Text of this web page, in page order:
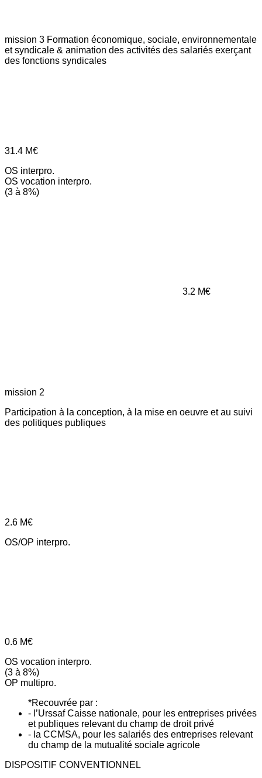
mission 3 Formation économique, sociale, environnementale
et syndicale & animation des activités des salariés exerçant
des fonctions syndicales
31.4 M€
OS interpro.
OS vocation interpro.
(3 à 8%)
3.2 M€
mission 2
Participation à la conception, à la mise en oeuvre et au suivi
des politiques publiques
2.6 M€
OS/OP interpro.
0.6 M€
OS vocation interpro.
(3 à 8%)
OP multipro.
*Recouvrée par :
- l’Urssaf Caisse nationale, pour les entreprises privées
et publiques relevant du champ de droit privé
- la CCMSA, pour les salariés des entreprises relevant
du champ de la mutualité sociale agricole
DISPOSITIF CONVENTIONNEL